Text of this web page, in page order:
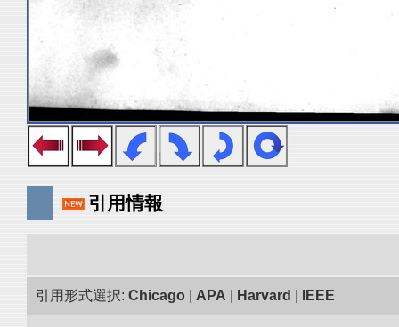
引用情報
引用形式選択: Chicago APA Harvard IEEE